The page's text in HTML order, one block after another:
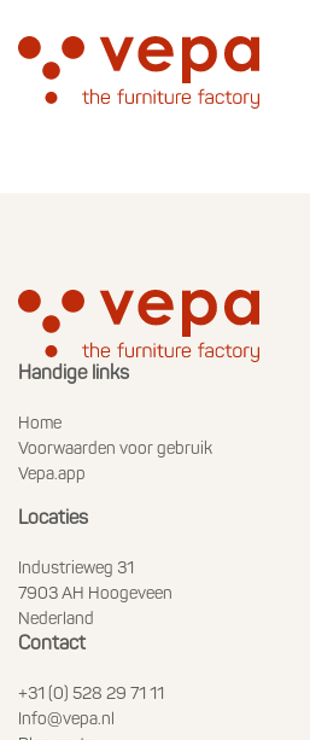
Handige links
Home
Voorwaarden voor gebruik
Vepa.app
Locaties
Industrieweg 31
7903 AH Hoogeveen
Nederland
Contact
+31 (0) 528 29 71 11
Info@vepa.nl